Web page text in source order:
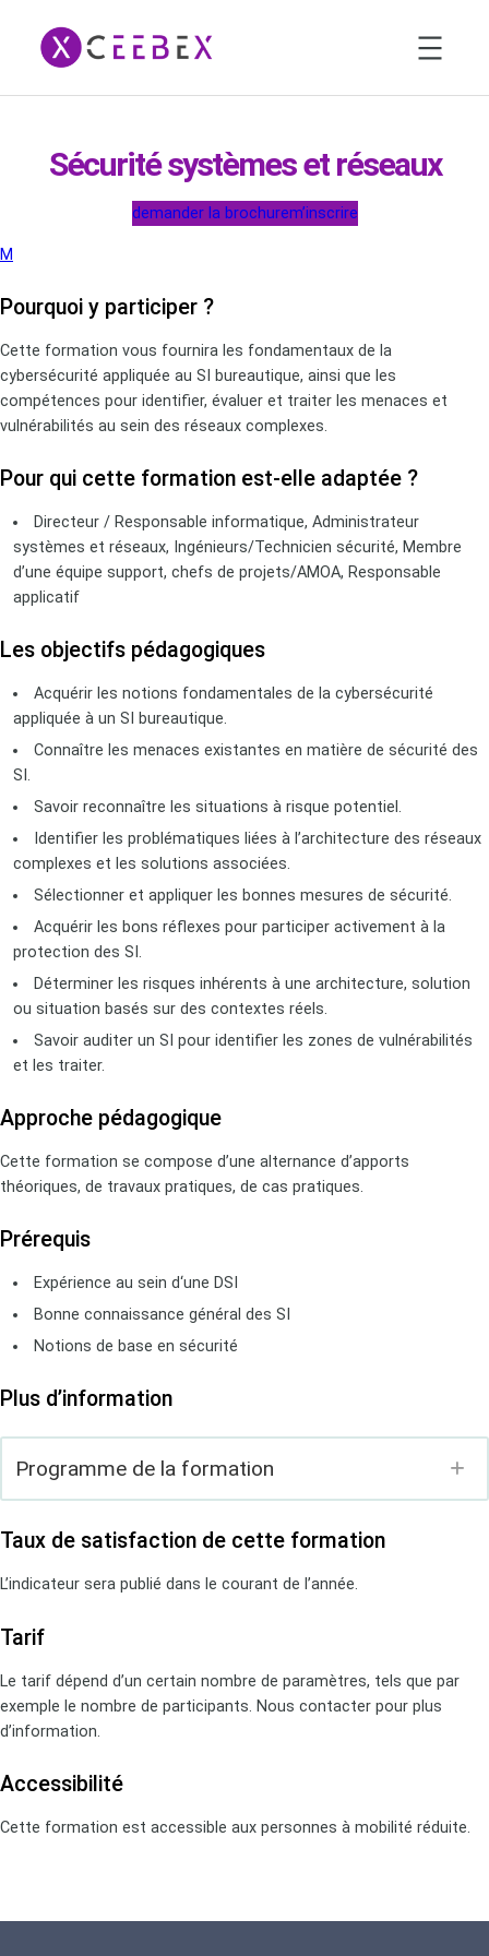
contenu
Sécurité systèmes et réseaux
demander la brochurem’inscrire
M
Pourquoi y participer ?
Cette formation vous fournira les fondamentaux de la
cybersécurité appliquée au SI bureautique, ainsi que les
compétences pour identifier, évaluer et traiter les menaces et
vulnérabilités au sein des réseaux complexes.
Pour qui cette formation est-elle adaptée ?
Directeur / Responsable informatique, Administrateur
systèmes et réseaux, Ingénieurs/Technicien sécurité, Membre
d’une équipe support, chefs de projets/AMOA, Responsable
applicatif
Les objectifs pédagogiques
Acquérir les notions fondamentales de la cybersécurité
appliquée à un SI bureautique.
Connaître les menaces existantes en matière de sécurité des
SI.
Savoir reconnaître les situations à risque potentiel.
Identifier les problématiques liées à l’architecture des réseaux
complexes et les solutions associées.
Sélectionner et appliquer les bonnes mesures de sécurité.
Acquérir les bons réflexes pour participer activement à la
protection des SI.
Déterminer les risques inhérents à une architecture, solution
ou situation basés sur des contextes réels.
Savoir auditer un SI pour identifier les zones de vulnérabilités
et les traiter.
Approche pédagogique
Cette formation se compose d’une alternance d’apports
théoriques, de travaux pratiques, de cas pratiques.
Prérequis
Expérience au sein d‘une DSI
Bonne connaissance général des SI
Notions de base en sécurité
Plus d’information
Programme de la formation
Module 1 : Fondamentaux de la cybersécurité.
Comprendre les défis liés à la sécurité des SI.
Comprendre les normes, lois et réglementations de la
cyber.
Cartographier l’écosystème de la cyber.
Module 2 : Evaluer le niveau de sécurité
d’intrusion.
Taux de satisfaction de cette formation
L’indicateur sera publié dans le courant de l’année.
Tarif
Le tarif dépend d’un certain nombre de paramètres, tels que par
exemple le nombre de participants. Nous contacter pour plus
d’information.
Accessibilité
Cette formation est accessible aux personnes à mobilité réduite.